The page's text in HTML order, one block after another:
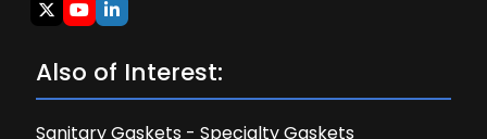
Also of Interest:
Sanitary Gaskets - Specialty Gaskets